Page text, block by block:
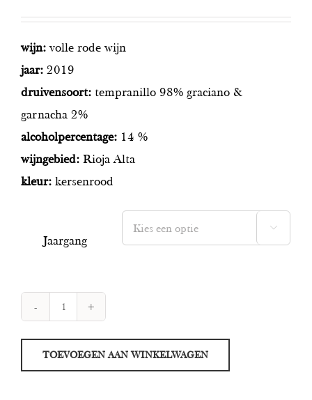
wijn:volle rode wijn
jaar: 2019
druivensoort: tempranillo 98% graciano &
garnacha 2%
alcoholpercentage: 14 %
wijngebied: Rioja Alta
kleur: kersenrood
Jaargang

de
Sajazarra
TOEVOEGEN AAN WINKELWAGEN